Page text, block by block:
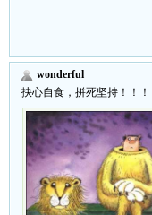
wonderful
抉心自食，拼死坚持！！！